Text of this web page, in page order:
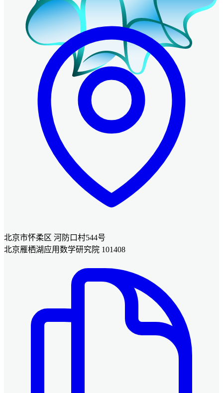
北京市怀柔区 河防口村544号
北京雁栖湖应用数学研究院 101408